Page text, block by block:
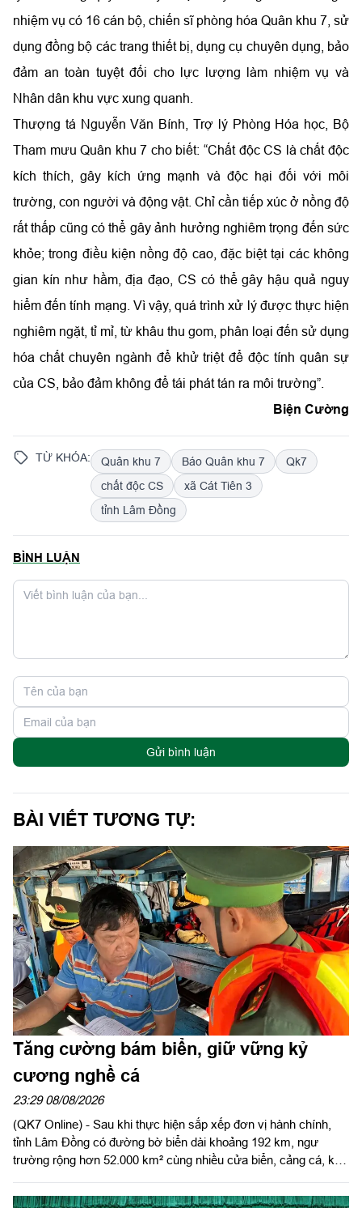
nhiệm vụ có 16 cán bộ, chiến sĩ phòng hóa Quân khu 7, sử
dụng đồng bộ các trang thiết bị, dụng cụ chuyên dụng, bảo
đảm an toàn tuyệt đối cho lực lượng làm nhiệm vụ và
Nhân dân khu vực xung quanh.
Thượng tá Nguyễn Văn Bính, Trợ lý Phòng Hóa học, Bộ
Tham mưu Quân khu 7 cho biết: “Chất độc CS là chất độc
kích thích, gây kích ứng mạnh và độc hại đối với môi
trường, con người và động vật. Chỉ cần tiếp xúc ở nồng độ
rất thấp cũng có thể gây ảnh hưởng nghiêm trọng đến sức
khỏe; trong điều kiện nồng độ cao, đặc biệt tại các không
gian kín như hầm, địa đạo, CS có thể gây hậu quả nguy
hiểm đến tính mạng. Vì vậy, quá trình xử lý được thực hiện
nghiêm ngặt, tỉ mỉ, từ khâu thu gom, phân loại đến sử dụng
hóa chất chuyên ngành để khử triệt để độc tính quân sự
của CS, bảo đảm không để tái phát tán ra môi trường”.
Biện Cường
TỪ KHÓA: Quân khu 7 Báo Quân khu 7
Qk7
chất độc CS
xã Cát Tiên 3
tỉnh Lâm Đồng
BÌNH LUẬN
Gửi bình luận
BÀI VIẾT TƯƠNG TỰ:
Tăng cường bám biển, giữ vững kỷ
cương nghề cá
23:29 08/08/2026
(QK7 Online) - Sau khi thực hiện sắp xếp đơn vị hành chính,
tỉnh Lâm Đồng có đường bờ biển dài khoảng 192 km, ngư
trường rộng hơn 52.000 km² cùng nhiều cửa biển, cảng cá, khu
ngư trường trọng điểm của cả nước. Tiềm năng lớn để phát